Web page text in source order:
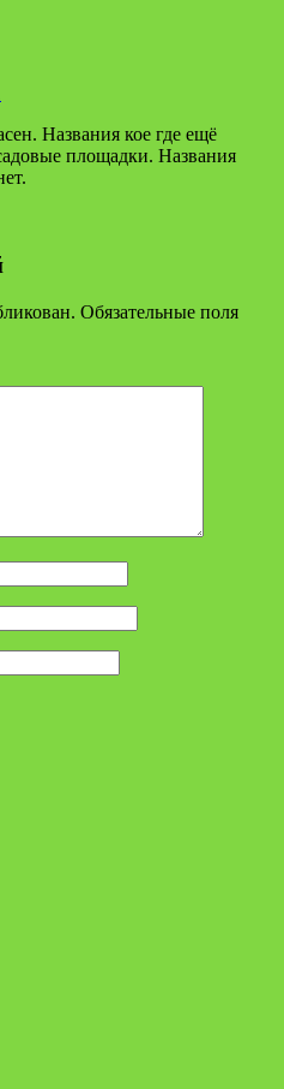
Названия кое где ещё
площадки. Названия
Обязательные поля